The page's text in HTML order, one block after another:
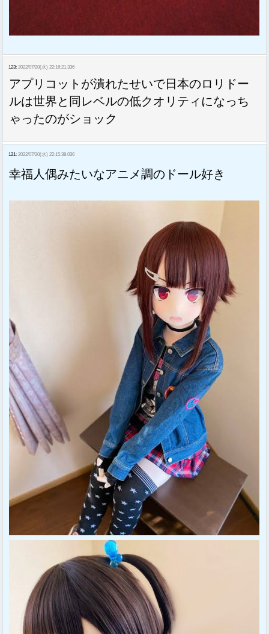
123: 2022/07/20(水) 22:16:21.336
アプリコットが潰れたせいで日本のロリドー
ルは世界と同レベルの低クオリティになっち
ゃったのがショック
121: 2022/07/20(水) 22:15:38.036
幸福人偶みたいなアニメ調のドール好き